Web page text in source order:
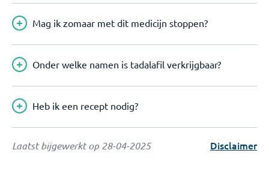
Mag ik zomaar met dit medicijn stoppen?
Onder welke namen is tadalafil verkrijgbaar?
Heb ik een recept nodig?
Laatst bijgewerkt op 28-04-2025 Disclaimer